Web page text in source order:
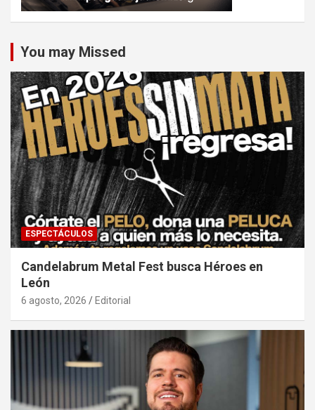
You may Missed
ESPECTÁCULOS
Candelabrum Metal Fest busca Héroes en
León
6 agosto, 2026 Editorial